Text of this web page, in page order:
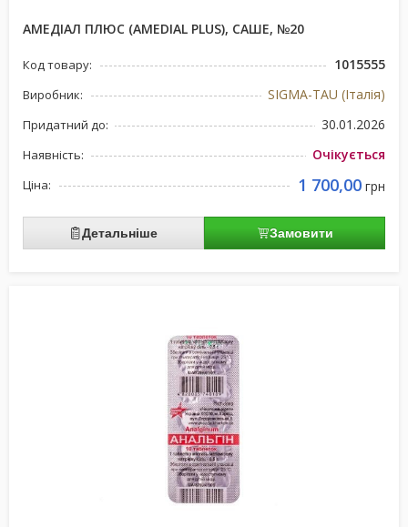
АМЕДІАЛ ПЛЮС (AMEDIAL PLUS), САШЕ, №20
Код товару: 1015555
Виробник: SIGMA-TAU (Італія)
Придатний до: 30.01.2026
Наявність: Очікується
Ціна: 1 700,00 грн
Детальніше Замовити